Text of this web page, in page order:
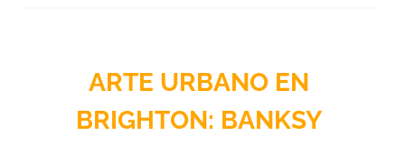
ARTE URBANO EN
BRIGHTON: BANKSY